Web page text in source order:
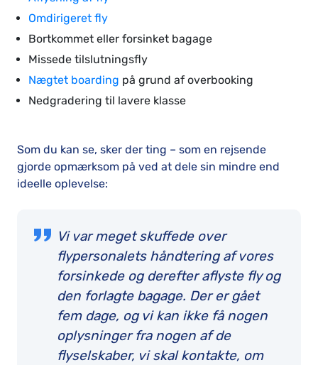
Omdirigeret fly
Bortkommet eller forsinket bagage
Missede tilslutningsfly
Nægtet boarding på grund af overbooking
Nedgradering til lavere klasse
Som du kan se, sker der ting – som en rejsende
gjorde opmærksom på ved at dele sin mindre end
ideelle oplevelse:
Vi var meget skuffede over
flypersonalets håndtering af vores
forsinkede og derefter aflyste fly og
den forlagte bagage. Der er gået
fem dage, og vi kan ikke få nogen
oplysninger fra nogen af de
flyselskaber, vi skal kontakte, om